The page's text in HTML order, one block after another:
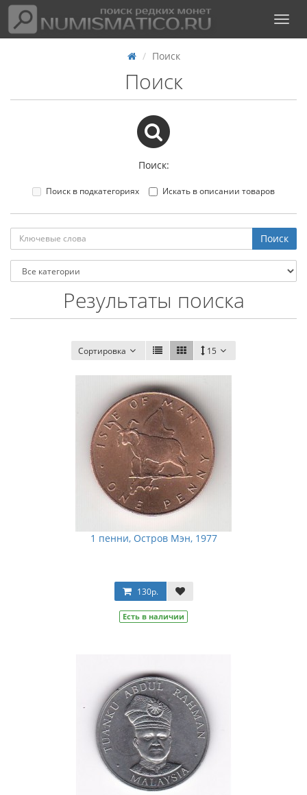
Поиск
Поиск
Поиск:
Поиск в подкатегориях Искать в описании товаров
Результаты поиска
Сортировка 15
1 пенни, Остров Мэн, 1977
130р.
Есть в наличии